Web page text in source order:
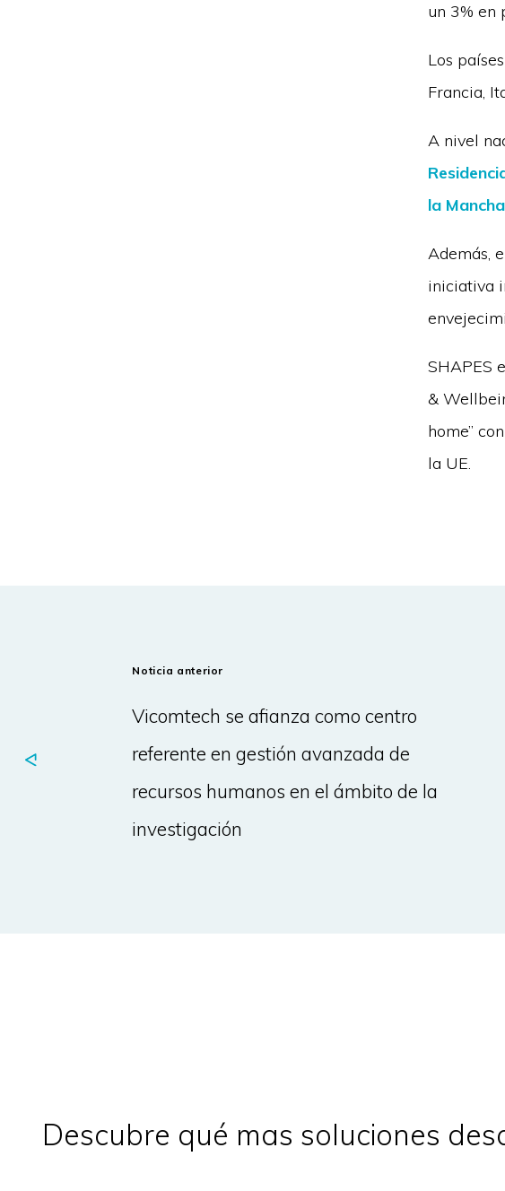
un 3% en
Los
Francia,
A nivel
la Mancha
Además,
iniciativa
SHAPES
&
home”
la UE.
Noticia anterior
Vicomtech se afianza como centro
referente en gestión avanzada de
recursos humanos en el ámbito de la
investigación
Descubre qué mas soluciones